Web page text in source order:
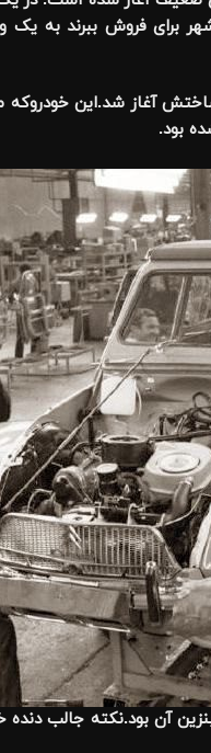
برای فروش ببرند به
هم با نام ژیان از سال ۱۳۴۷ خورشیدی
بود.
آن بود.نکته جالب